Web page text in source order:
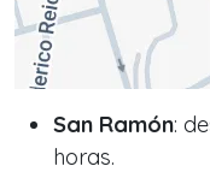
San Ramón:
horas.